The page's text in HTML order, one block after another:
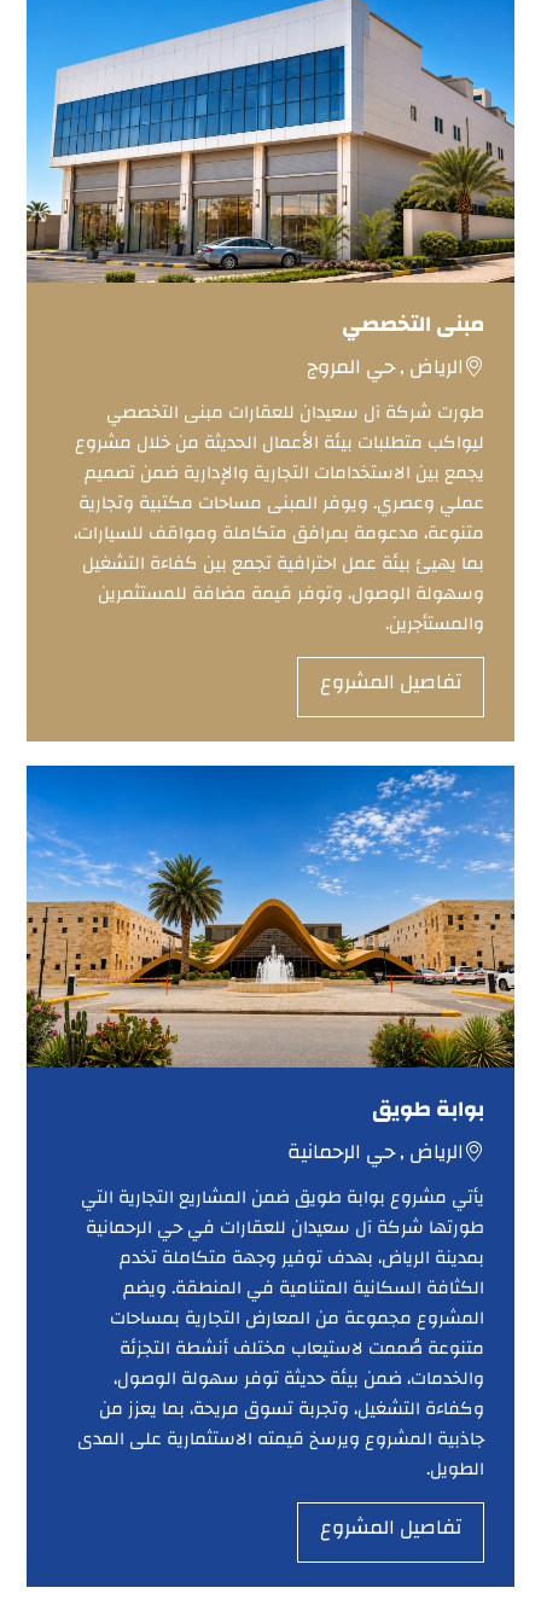
مبنى التخصصي
الرياض , حي المروج
طورت شركة آل سعيدان للعقارات مبنى التخصصي
ليواكب متطلبات بيئة الأعمال الحديثة من خلال مشروع
يجمع بين الاستخدامات التجارية والإدارية ضمن تصميم
عملي وعصري. ويوفر المبنى مساحات مكتبية وتجارية
متنوعة، مدعومة بمرافق متكاملة ومواقف للسيارات،
بما يهيئ بيئة عمل احترافية تجمع بين كفاءة التشغيل
وسهولة الوصول، وتوفر قيمة مضافة للمستثمرين
والمستأجرين.
تفاصيل المشروع
بوابة طويق
الرياض , حي الرحمانية
يأتي مشروع بوابة طويق ضمن المشاريع التجارية التي
طورتها شركة آل سعيدان للعقارات في حي الرحمانية
بمدينة الرياض، بهدف توفير وجهة متكاملة تخدم
الكثافة السكانية المتنامية في المنطقة. ويضم
المشروع مجموعة من المعارض التجارية بمساحات
متنوعة صُممت لاستيعاب مختلف أنشطة التجزئة
والخدمات، ضمن بيئة حديثة توفر سهولة الوصول،
وكفاءة التشغيل، وتجربة تسوق مريحة، بما يعزز من
جاذبية المشروع ويرسخ قيمته الاستثمارية على المدى
الطويل.
تفاصيل المشروع